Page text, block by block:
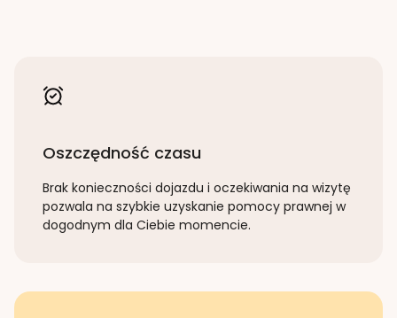
Oszczędność czasu
Brak konieczności dojazdu i oczekiwania na wizytę
pozwala na szybkie uzyskanie pomocy prawnej w
dogodnym dla Ciebie momencie.